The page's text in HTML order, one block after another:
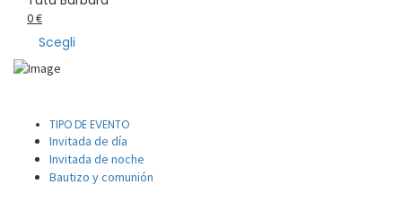
0€
Scegli
TIPO DE EVENTO
Invitada de día
Invitada de noche
Bautizo y comunión